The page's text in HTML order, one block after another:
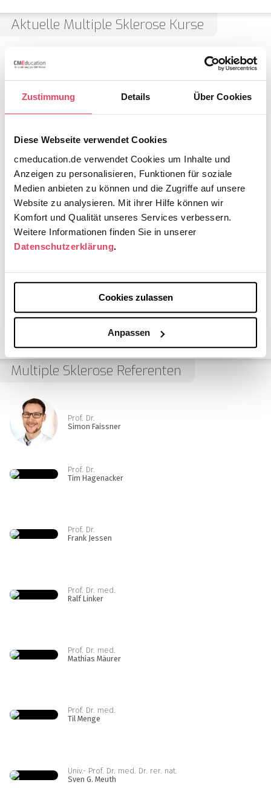
Zustimmung Details Über Cookies
Diese Webseite verwendet Cookies
cmeducation.de verwendet Cookies um Inhalte und
Anzeigen zu personalisieren, Funktionen für soziale
Medien anbieten zu können und die Zugriffe auf unsere
Website zu analysieren. Mit ihrer Hilfe können wir
Komfort und Qualität unseres Services verbessern.
Weitere Informationen finden Sie in unserer
Datenschutzerklärung.
Cookies zulassen
Anpassen
Aktuelle Multiple Sklerose Kurse
2 CME Punkte
Prof. Dr. med. Thomas Duning
Neuro – Highlights 2025
Neurologie
Multiple Sklerose
Multiple Sklerose Referenten
Prof. Dr.
Simon Faissner
Prof. Dr.
Tim Hagenacker
Prof. Dr.
Frank Jessen
Prof. Dr. med.
Ralf Linker
Prof. Dr. med.
Mathias Mäurer
Prof. Dr. med.
Til Menge
Univ.- Prof. Dr. med. Dr. rer. nat.
Sven G. Meuth